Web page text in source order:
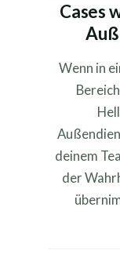
Cases
Wenn in
deinem
der